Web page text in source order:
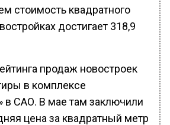
стоимость квадратного
достигает 318,9
продаж новостроек
в комплексе
в САО. В мае там заключили
цена за квадратный метр